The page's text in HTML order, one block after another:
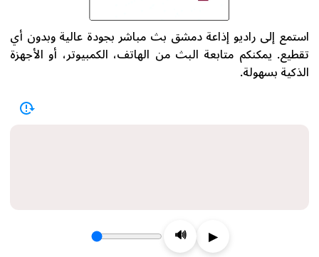
استمع إلى راديو إذاعة دمشق بث مباشر بجودة عالية وبدون أي
تقطيع. يمكنكم متابعة البث من الهاتف، الكمبيوتر، أو الأجهزة
الذكية بسهولة.